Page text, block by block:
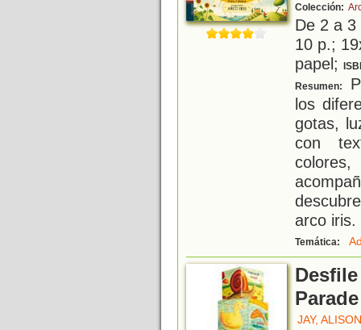
Colección:
De 2 a
10 p.;
papel;
Resumen:
los
gotas,
con
arco iris.
Temática:
Parade
JAY, ALISON